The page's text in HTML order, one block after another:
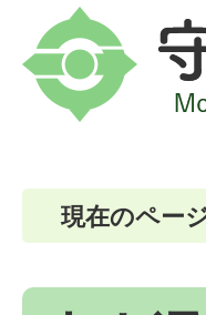
現在のペー